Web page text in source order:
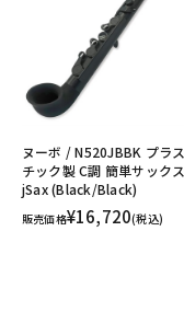
ヌーボ / N520JBBK プラス
チック製 C調 簡単サックス
jSax (Black/Black)
販売価格¥16,720(税込)